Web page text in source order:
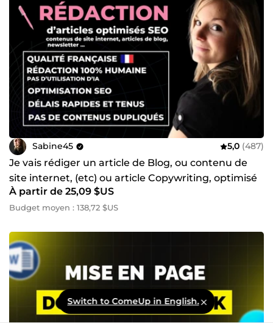
Sabine45 5,0 (487)
Je vais rédiger un article de Blog, ou contenu de
site internet, (etc) ou article Copywriting, optimisé
SEO
À partir de 25,09 $US
Budget moyen : 138,72 $US
Switch to ComeUp in English.